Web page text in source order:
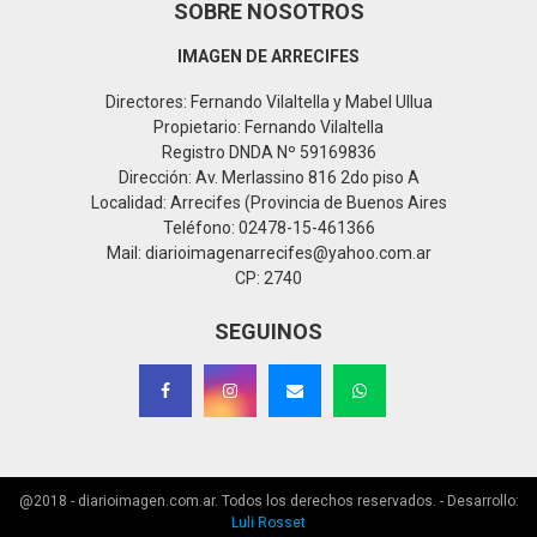
SOBRE NOSOTROS
IMAGEN DE ARRECIFES
Directores: Fernando Vilaltella y Mabel Ullua
Propietario: Fernando Vilaltella
Registro DNDA Nº 59169836
Dirección: Av. Merlassino 816 2do piso A
Localidad: Arrecifes (Provincia de Buenos Aires
Teléfono: 02478-15-461366
Mail: diarioimagenarrecifes@yahoo.com.ar
CP: 2740
SEGUINOS
@2018 - diarioimagen.com.ar. Todos los derechos reservados. - Desarrollo:
Luli Rosset